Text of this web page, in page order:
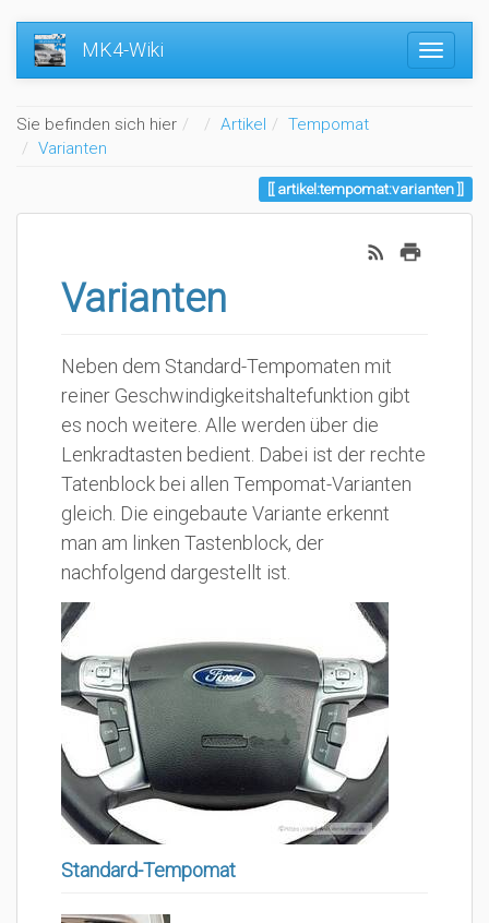
MK4-Wiki
Sie befinden sich hier Home
Artikel
Tempomat
Varianten
artikel:tempomat:varianten
Varianten
Neben dem Standard-Tempomaten mit
reiner Geschwindigkeitshaltefunktion gibt
es noch weitere. Alle werden über die
Lenkradtasten bedient. Dabei ist der rechte
Tatenblock bei allen Tempomat-Varianten
gleich. Die eingebaute Variante erkennt
man am linken Tastenblock, der
nachfolgend dargestellt ist.
Standard-Tempomat